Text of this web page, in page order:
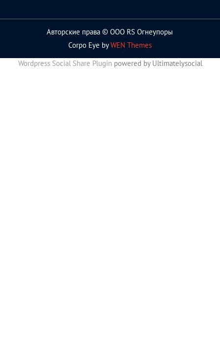
Авторские права © ООО RS Огнеупоры
Corpo Eye byWEN Themes
Wordpress Social Share Plugin powered by Ultimatelysocial